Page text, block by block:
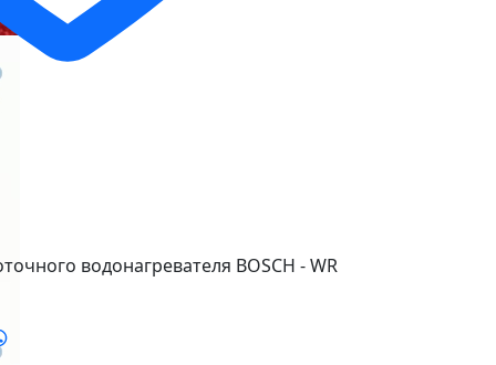
водонагревателя BOSСH - WR